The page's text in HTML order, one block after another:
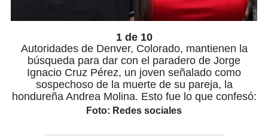
1 de 10
Autoridades de Denver, Colorado, mantienen la
búsqueda para dar con el paradero de Jorge
Ignacio Cruz Pérez, un joven señalado como
sospechoso de la muerte de su pareja, la
hondureña Andrea Molina. Esto fue lo que confesó:
Foto: Redes sociales